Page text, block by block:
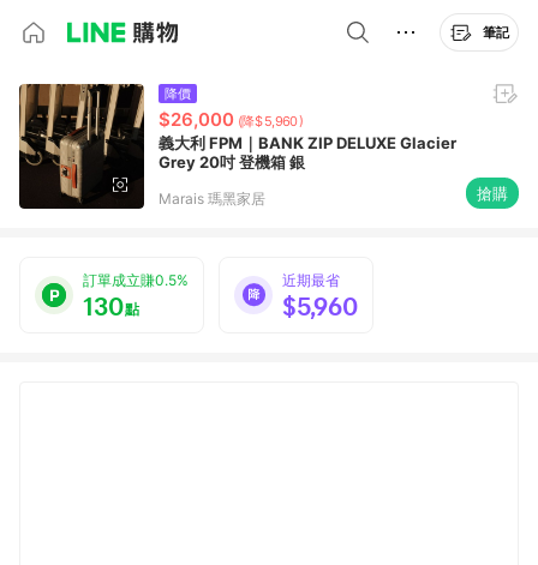
筆記
降價
$26,000 (降$5,960)
義大利 FPM｜BANK ZIP DELUXE Glacier
Grey 20吋 登機箱 銀
Marais 瑪黑家居 搶購
訂單成立賺0.5%
130點
近期最省
$5,960